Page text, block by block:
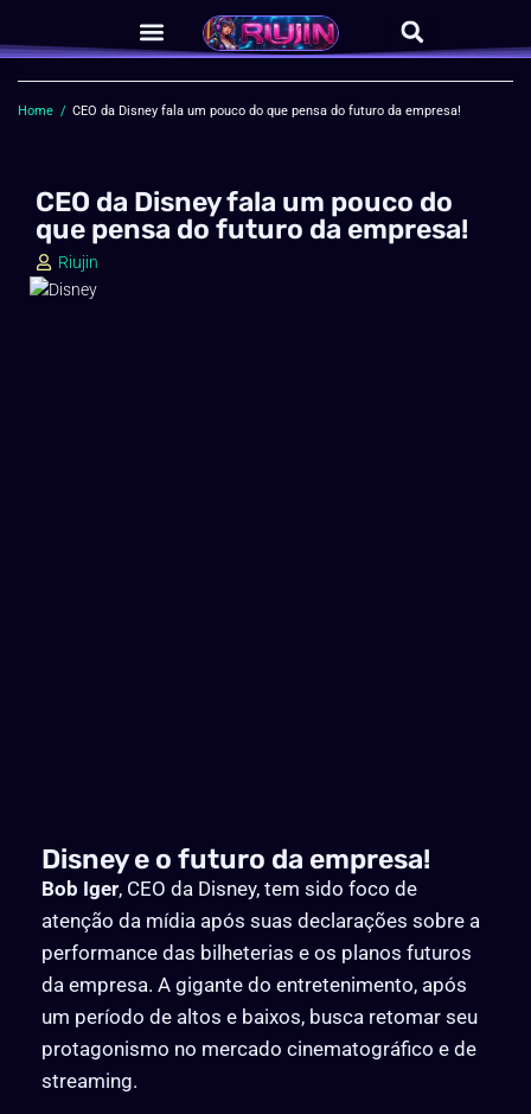
Home / CEO da Disney fala um pouco do que pensa do futuro da empresa!
CEO da Disney fala um pouco do
que pensa do futuro da empresa!
Riujin
Disney e o futuro da empresa!
Bob Iger, CEO da Disney, tem sido foco de
atenção da mídia após suas declarações sobre a
performance das bilheterias e os planos futuros
da empresa. A gigante do entretenimento, após
um período de altos e baixos, busca retomar seu
protagonismo no mercado cinematográfico e de
streaming.